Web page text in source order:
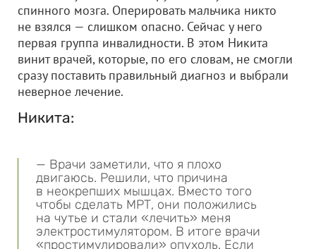
спинного мозга. Оперировать мальчика никто
не взялся — слишком опасно. Сейчас у него
первая группа инвалидности. В этом Никита
винит врачей, которые, по его словам, не смогли
сразу поставить правильный диагноз и выбрали
неверное лечение.
Никита:
— Врачи заметили, что я плохо
двигаюсь. Решили, что причина
в неокрепших мышцах. Вместо того
чтобы сделать МРТ, они положились
на чутье и стали «лечить» меня
электростимулятором. В итоге врачи
«простимулировали» опухоль. Если